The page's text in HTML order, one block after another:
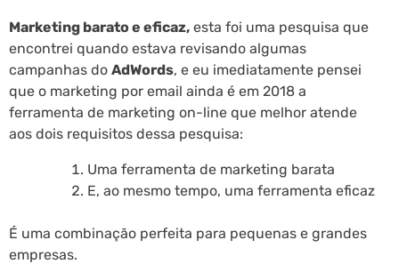
Marketing barato e eficaz, esta foi uma pesquisa que
encontrei quando estava revisando algumas
campanhas do AdWords, e eu imediatamente pensei
que o marketing por email ainda é em 2018 a
ferramenta de marketing on-line que melhor atende
aos dois requisitos dessa pesquisa:
Uma ferramenta de marketing barata
E, ao mesmo tempo, uma ferramenta eficaz
É uma combinação perfeita para pequenas e grandes
empresas.